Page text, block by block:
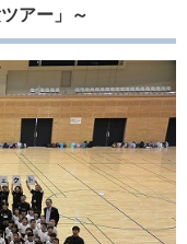
アー」～